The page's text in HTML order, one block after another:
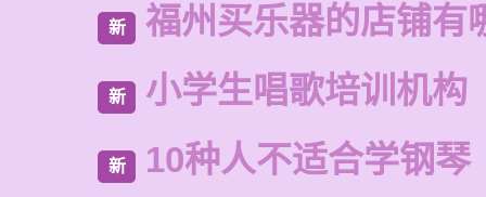
新 福州买乐器的店铺有
新 小学生唱歌培训机构
新 10种人不适合学钢琴